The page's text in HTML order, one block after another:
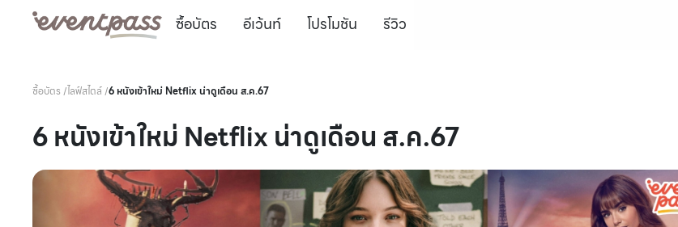
ซื้อบัตร อีเว้นท์ โปรโมชัน รีวิว
ซื้อบัตร /ไลฟ์สไตล์/6 หนังเข้าใหม่ Netflix น่าดูเดือน ส.ค.67
6 หนังเข้าใหม่ Netflix น่าดูเดือน ส.ค.67